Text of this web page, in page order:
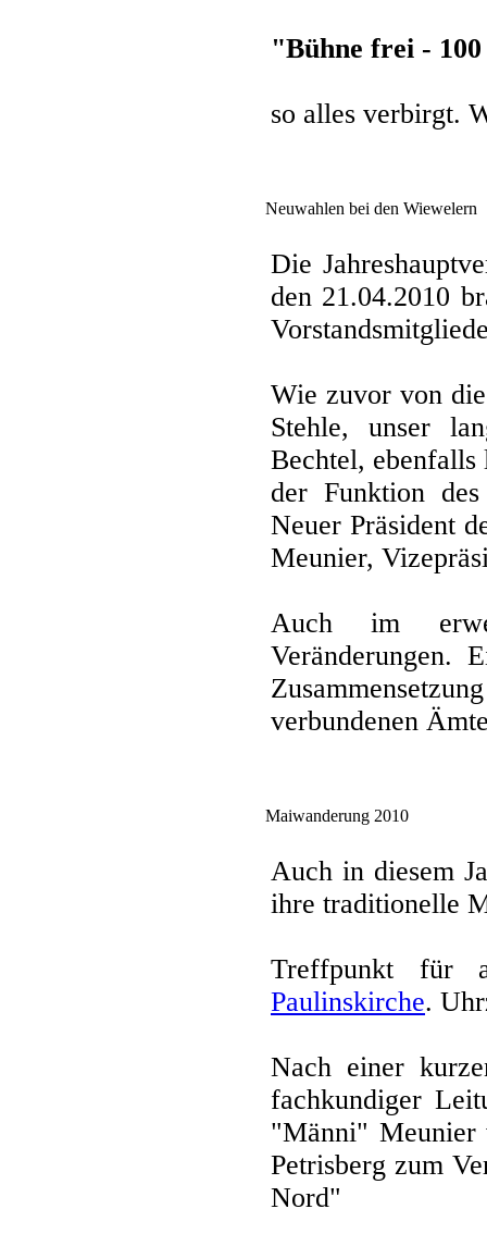
"Bühne frei -
so alles verbirgt.
Neuwahlen bei den Wiewelern
Die
den 21.04.2010
Wie zuvor von
Stehle, unser
Bechtel,
der Funktion
Neuer Präsident
Meunier,
Auch im
Veränderungen.
verbundenen
Maiwanderung 2010
Auch in diesem
ihre traditionelle
Treffpunkt für
Paulinskirche.
Nach einer
fachkundiger
"Männi" Meunier
Petrisberg zum
Nord"